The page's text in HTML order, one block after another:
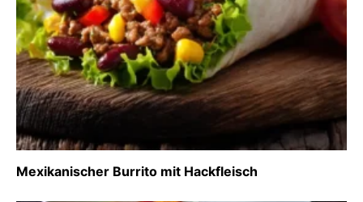
Mexikanischer Burrito mit Hackfleisch